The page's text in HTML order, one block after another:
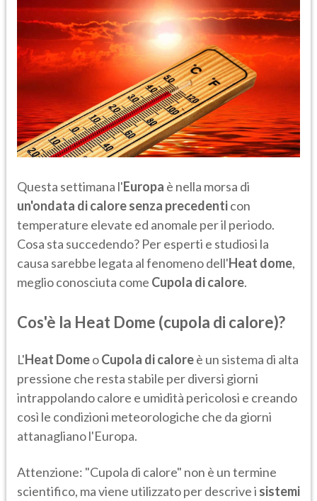
Questa settimana l'Europa è nella morsa di
un'ondata di calore senza precedenticon
temperature elevate ed anomale per il periodo.
Cosa sta succedendo? Per esperti e studiosi la
causa sarebbe legata al fenomeno dell'Heat dome,
meglio conosciuta come Cupola di calore.
Cos'è la Heat Dome (cupola di calore)?
L'Heat DomeoCupola di caloreè un sistema di alta
pressione che resta stabile per diversi giorni
intrappolando calore e umidità pericolosi e creando
così le condizioni meteorologiche che da giorni
attanagliano l'Europa.
Attenzione: "Cupola di calore" non è un termine
scientifico, ma viene utilizzato per descrive i sistemi